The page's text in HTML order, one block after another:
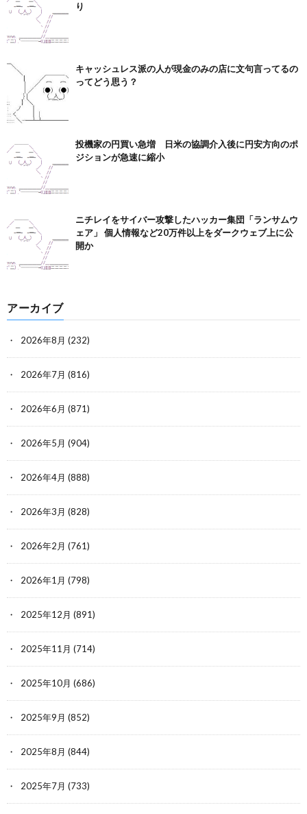
り
キャッシュレス派の人が現金のみの店に文句言ってるの
ってどう思う？
投機家の円買い急増 日米の協調介入後に円安方向のポ
ジションが急速に縮小
ニチレイをサイバー攻撃したハッカー集団「ランサムウ
ェア」 個人情報など20万件以上をダークウェブ上に公
開か
アーカイブ
2026年8月 (232)
2026年7月 (816)
2026年6月 (871)
2026年5月 (904)
2026年4月 (888)
2026年3月 (828)
2026年2月 (761)
2026年1月 (798)
2025年12月 (891)
2025年11月 (714)
2025年10月 (686)
2025年9月 (852)
2025年8月 (844)
2025年7月 (733)